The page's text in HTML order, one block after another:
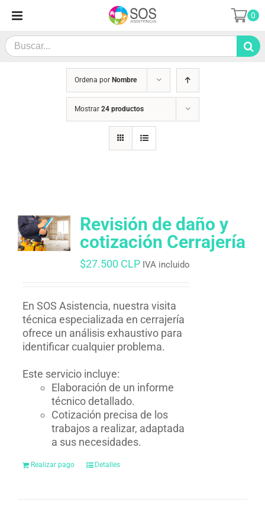
contenido
Search
for:
0
Ordena por Nombre
Mostrar 24 productos
Revisión de daño y
cotización Cerrajería
$27.500 CLP IVA incluido
En SOS Asistencia, nuestra visita
técnica especializada en cerrajería
ofrece un análisis exhaustivo para
identificar cualquier problema.
Este servicio incluye:
Elaboración de un informe
técnico detallado.
Cotización precisa de los
trabajos a realizar, adaptada
a sus necesidades.
Realizar pago Detalles